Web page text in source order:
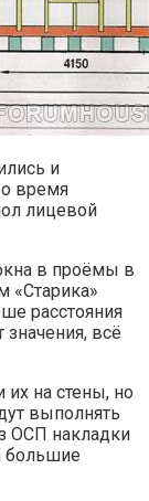
и
время
лицевой
в проёмы в
«Старика»
расстояния
всё
их на стены, но
выполнять
ОСП накладки
большие